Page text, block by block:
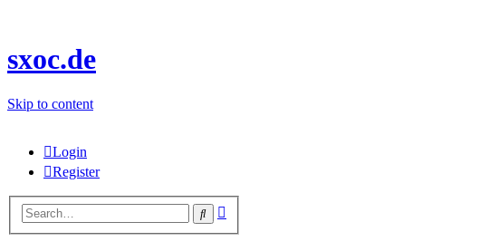
sxoc.de
Skip to content
Login
Register
Search